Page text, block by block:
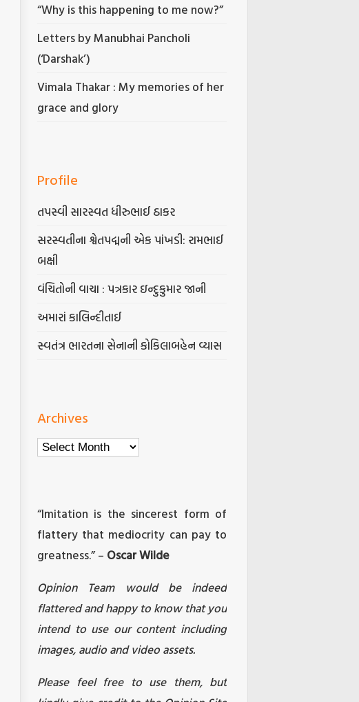
“Why is this happening to me now?”
Letters by Manubhai Pancholi
(‘Darshak’)
Vimala Thakar : My memories of her
grace and glory
Profile
તપસ્વી સારસ્વત ધીરુભાઈ ઠાકર
સરસ્વતીના શ્વેતપદ્મની એક પાંખડી: રામભાઈ
બક્ષી
વંચિતોની વાચા : પત્રકાર ઇન્દુકુમાર જાની
અમારાં કાલિન્દીતાઈ
સ્વતંત્ર ભારતના સેનાની કોકિલાબહેન વ્યાસ
Archives
Archives
“Imitation is the sincerest form of
flattery that mediocrity can pay to
greatness.” – Oscar Wilde
Opinion Team would be indeed
flattered and happy to know that you
intend to use our content including
images, audio and video assets.
Please feel free to use them, but